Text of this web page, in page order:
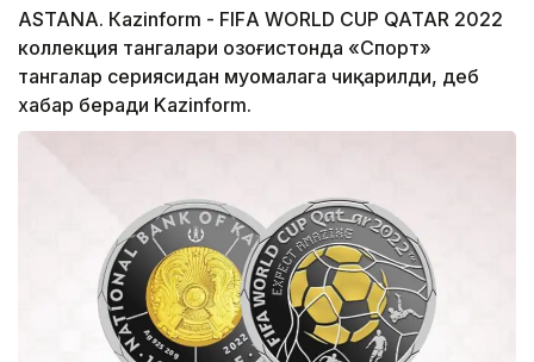
ASTANA. Кazinform - FIFА WORLD CUP QATAR 2022
коллекция тангалари Қозоғистонда «Спорт»
тангалар сериясидан муомалага чиқарилди, деб
хабар беради Kazinform.